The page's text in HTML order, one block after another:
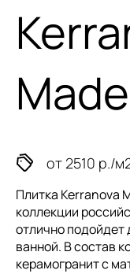
от 2510 р./
Плитка Kerranova
коллекции
отлично подойдет
ванной. В состав
керамогранит с